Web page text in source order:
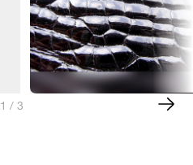
1 / 3